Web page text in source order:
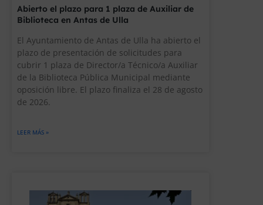
Abierto el plazo para 1 plaza de Auxiliar de
Biblioteca en Antas de Ulla
El Ayuntamiento de Antas de Ulla ha abierto el
plazo de presentación de solicitudes para
cubrir 1 plaza de Director/a Técnico/a Auxiliar
de la Biblioteca Pública Municipal mediante
oposición libre. El plazo finaliza el 28 de agosto
de 2026.
LEER MÁS »